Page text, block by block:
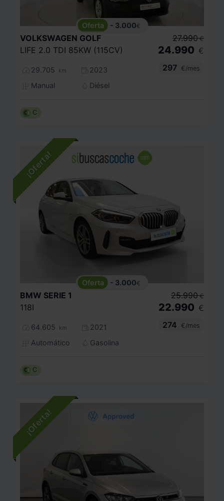
- 3.000€
VOLKSWAGEN GOLF
LIFE 2.0 TDI 85KW (115CV)
29.705 km
2023
Manual
Diésel
27.990 €
24.990 €
297
€/mes
C
- 3.000€
BMW SERIE 1
118I
64.605 km
2021
Automático
Gasolina
25.990 €
22.990 €
274
€/mes
C